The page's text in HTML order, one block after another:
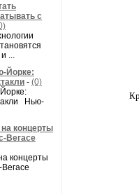
с
...
Йорке:
- (0)
Нью-
концерты
Вегасе
концерты